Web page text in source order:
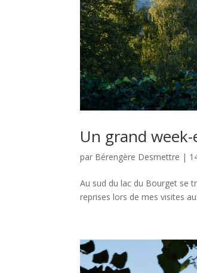
Un grand
par Bérengère Desmettre |
Au sud du lac du Bourget se
reprises lors de mes visites